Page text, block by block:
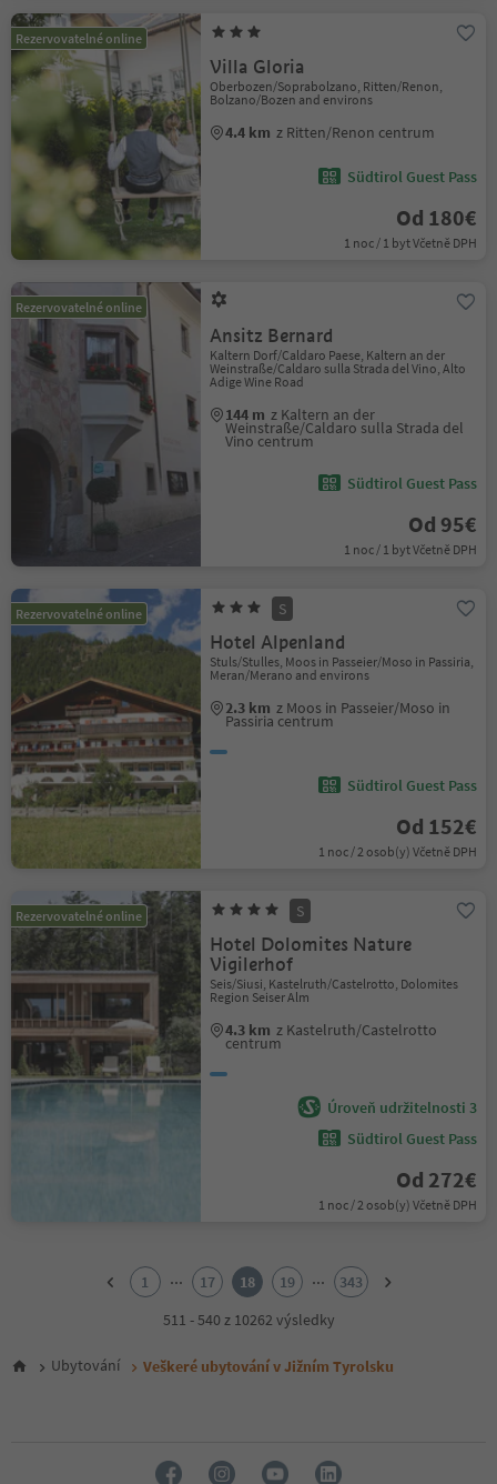
Rezervovatelné online
Villa Gloria
Oberbozen/Soprabolzano, Ritten/Renon,
Bolzano/Bozen and environs
4.4 km z Ritten/Renon centrum
Südtirol Guest Pass
Od 180€
1 noc / 1 byt Včetně DPH
Rezervovatelné online
Ansitz Bernard
Kaltern Dorf/Caldaro Paese, Kaltern an der
Weinstraße/Caldaro sulla Strada del Vino, Alto
Adige Wine Road
144 m z Kaltern an der
Weinstraße/Caldaro sulla Strada del
Vino centrum
Südtirol Guest Pass
Od 95€
1 noc / 1 byt Včetně DPH
Rezervovatelné online S
Hotel Alpenland
Stuls/Stulles, Moos in Passeier/Moso in Passiria,
Meran/Merano and environs
2.3 km z Moos in Passeier/Moso in
Passiria centrum
Südtirol Guest Pass
Od 152€
1 noc / 2 osob(y) Včetně DPH
Rezervovatelné online S
Hotel Dolomites Nature
Vigilerhof
Seis/Siusi, Kastelruth/Castelrotto, Dolomites
Region Seiser Alm
4.3 km z Kastelruth/Castelrotto
centrum
Úroveň udržitelnosti 3
Südtirol Guest Pass
Od 272€
1 noc / 2 osob(y) Včetně DPH
6
1 ... 17 18 19 ...
343
511 - 540 z 10262 výsledky
Ubytování Veškeré ubytování v Jižním Tyrolsku